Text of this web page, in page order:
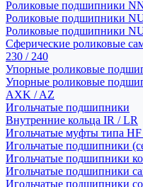
Роликовые подшипники
Роликовые подшипники
Роликовые подшипники
Сферические роликовые
230 / 240
Упорные роликовые
Упорные роликовые
AXK / AZ
Игольчатые подшипники
Внутренние кольца IR / LR
Игольчатые муфты типа
Игольчатые подшипники
Игольчатые подшипники
Игольчатые подшипники
Игольчатые подшипники